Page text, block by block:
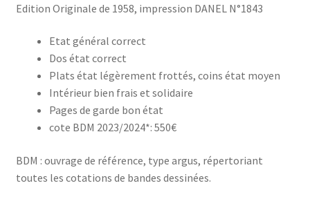
Edition Originale de 1958, impression DANEL N°1843
Etat général correct
Dos état correct
Plats état légèrement frottés, coins état moyen
Intérieur bien frais et solidaire
Pages de garde bon état
cote BDM 2023/2024*: 550€
BDM : ouvrage de référence, type argus, répertoriant
toutes les cotations de bandes dessinées.